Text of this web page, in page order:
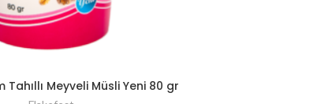
Meyveli Müsli Yeni 80 gr